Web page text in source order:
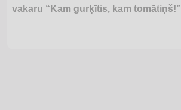
vakaru “Kam gurķītis, kam tomātiņš!”